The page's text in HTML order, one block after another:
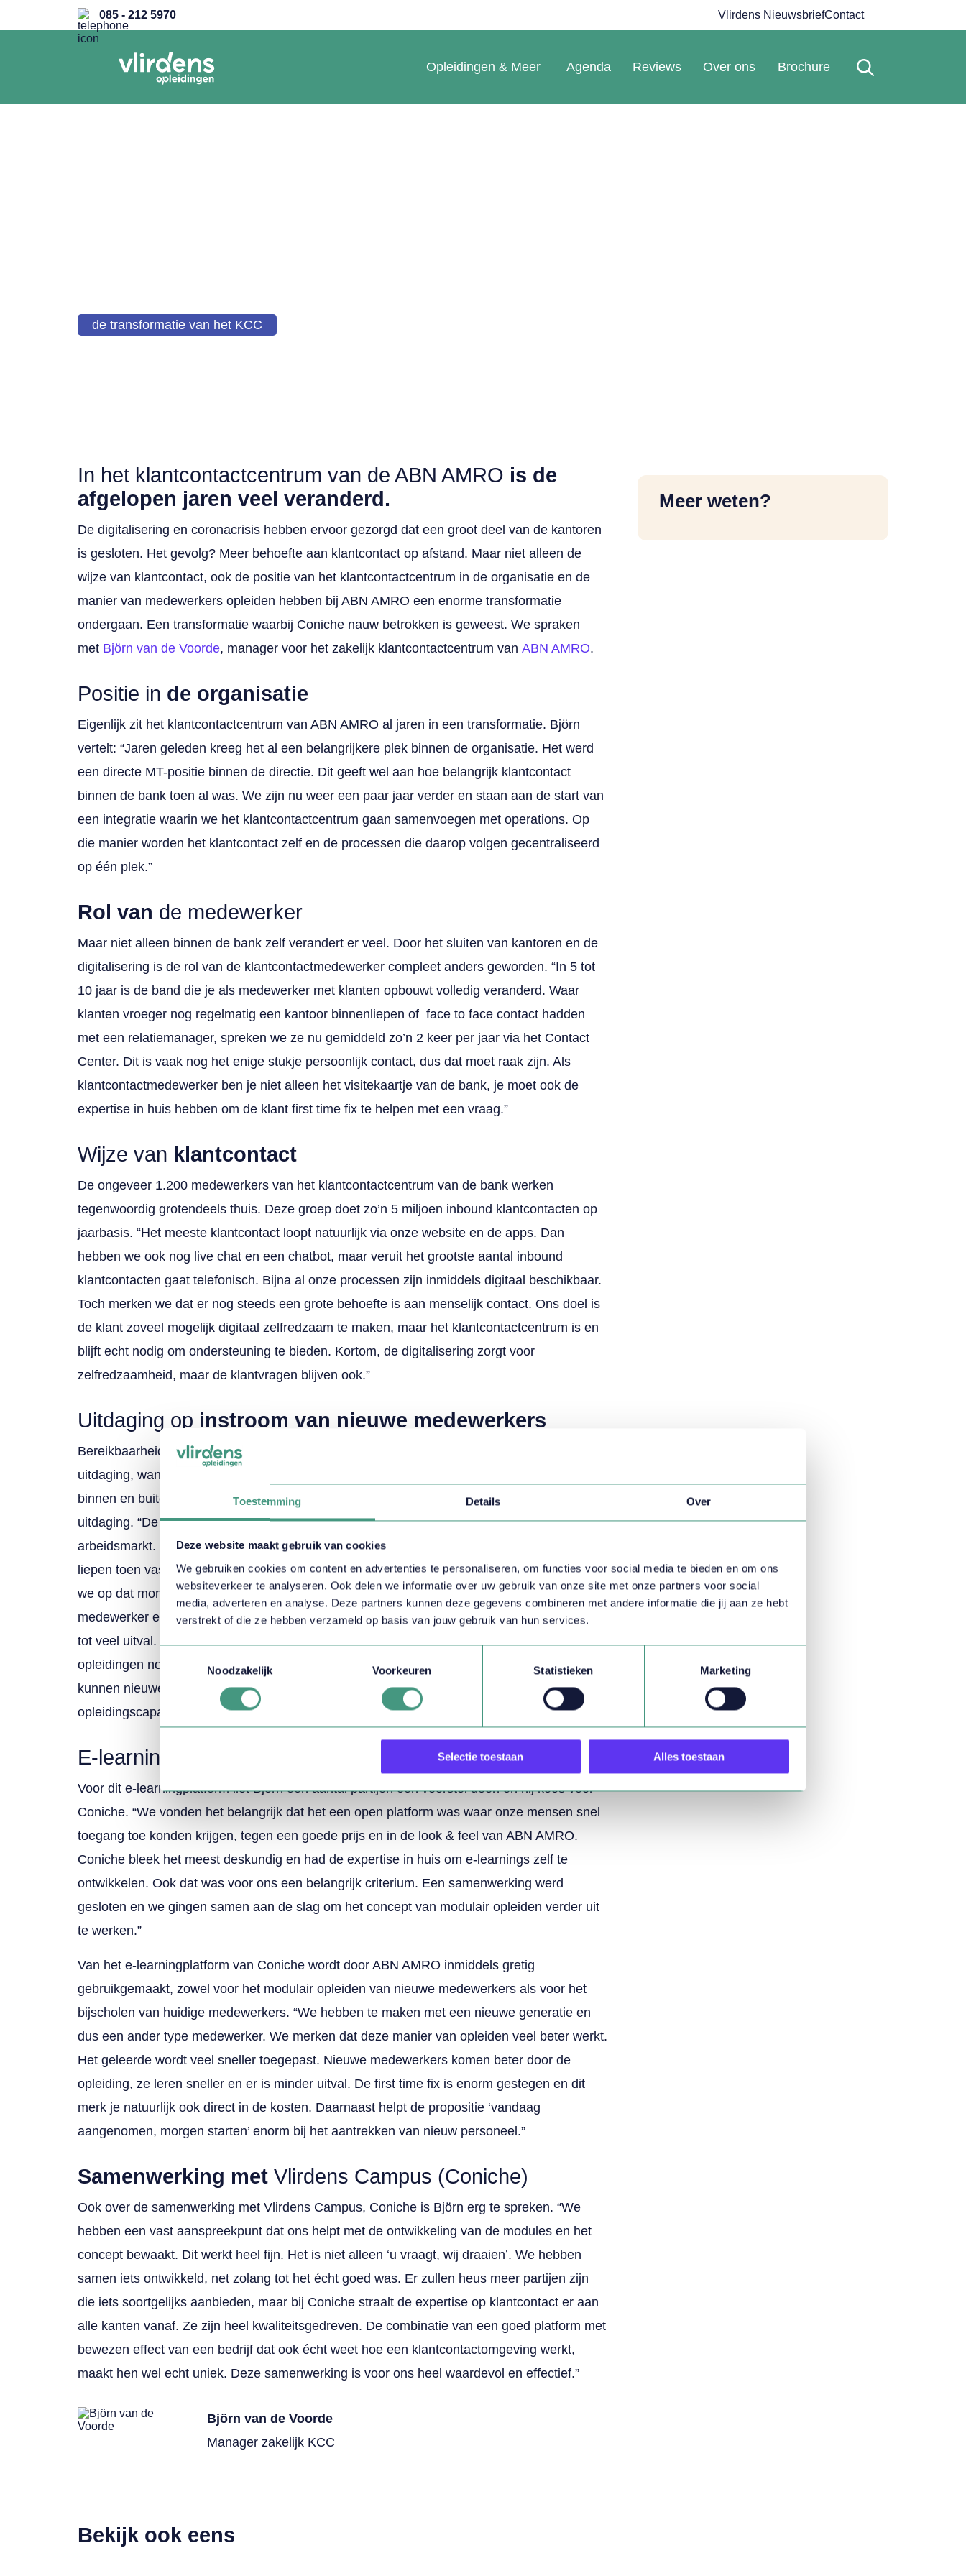
Toestemming Details Over
Deze website maakt gebruik van cookies
We gebruiken cookies om content en advertenties te personaliseren, om functies voor social media te bieden en om ons
websiteverkeer te analyseren. Ook delen we informatie over uw gebruik van onze site met onze partners voor social
media, adverteren en analyse. Deze partners kunnen deze gegevens combineren met andere informatie die jij aan ze hebt
verstrekt of die ze hebben verzameld op basis van jouw gebruik van hun services.
Noodzakelijk
Voorkeuren Statistieken Marketing
Selectie toestaan Alles toestaan
085 - 212 5970 Vlirdens NieuwsbriefContact
Opleidingen & Meer Agenda Reviews Over ons Brochure
de transformatie van het KCC
In het klantcontactcentrum van de ABN AMRO is de
afgelopen jaren veel veranderd.
De digitalisering en coronacrisis hebben ervoor gezorgd dat een groot deel van de kantoren
is gesloten. Het gevolg? Meer behoefte aan klantcontact op afstand. Maar niet alleen de
wijze van klantcontact, ook de positie van het klantcontactcentrum in de organisatie en de
manier van medewerkers opleiden hebben bij ABN AMRO een enorme transformatie
ondergaan. Een transformatie waarbij Coniche nauw betrokken is geweest. We spraken
met Björn van de Voorde, manager voor het zakelijk klantcontactcentrum van ABN AMRO.
Positie in de organisatie
Eigenlijk zit het klantcontactcentrum van ABN AMRO al jaren in een transformatie. Björn
vertelt: “Jaren geleden kreeg het al een belangrijkere plek binnen de organisatie. Het werd
een directe MT-positie binnen de directie. Dit geeft wel aan hoe belangrijk klantcontact
binnen de bank toen al was. We zijn nu weer een paar jaar verder en staan aan de start van
een integratie waarin we het klantcontactcentrum gaan samenvoegen met operations. Op
die manier worden het klantcontact zelf en de processen die daarop volgen gecentraliseerd
op één plek.”
Rol van de medewerker
Maar niet alleen binnen de bank zelf verandert er veel. Door het sluiten van kantoren en de
digitalisering is de rol van de klantcontactmedewerker compleet anders geworden. “In 5 tot
10 jaar is de band die je als medewerker met klanten opbouwt volledig veranderd. Waar
klanten vroeger nog regelmatig een kantoor binnenliepen of face to face contact hadden
met een relatiemanager, spreken we ze nu gemiddeld zo’n 2 keer per jaar via het Contact
Center. Dit is vaak nog het enige stukje persoonlijk contact, dus dat moet raak zijn. Als
klantcontactmedewerker ben je niet alleen het visitekaartje van de bank, je moet ook de
expertise in huis hebben om de klant first time fix te helpen met een vraag.”
Wijze van klantcontact
De ongeveer 1.200 medewerkers van het klantcontactcentrum van de bank werken
tegenwoordig grotendeels thuis. Deze groep doet zo’n 5 miljoen inbound klantcontacten op
jaarbasis. “Het meeste klantcontact loopt natuurlijk via onze website en de apps. Dan
hebben we ook nog live chat en een chatbot, maar veruit het grootste aantal inbound
klantcontacten gaat telefonisch. Bijna al onze processen zijn inmiddels digitaal beschikbaar.
Toch merken we dat er nog steeds een grote behoefte is aan menselijk contact. Ons doel is
de klant zoveel mogelijk digitaal zelfredzaam te maken, maar het klantcontactcentrum is en
blijft echt nodig om ondersteuning te bieden. Kortom, de digitalisering zorgt voor
zelfredzaamheid, maar de klantvragen blijven ook.”
Uitdaging op instroom van nieuwe medewerkers
Bereikbaarheid is de hoogste prioriteit van het klantcontactcentrum. Dit is ook gelijk de
uitdaging, want om bereikbaar te zijn, moet je capaciteit hebben. Door alle veranderingen
binnen en buiten de bank, ontstond bij ABN AMRO ongeveer een jaar geleden een acute
uitdaging. “De bereikbaarheid kwam in gevaar door de coronacrisis en een krappe
arbeidsmarkt. We moesten acuut heel veel mensen uit de markt halen en opleiden. We
liepen toen vast op onze eigen opleidingscapaciteit. Opleiden van nieuw personeel deden
we op dat moment namelijk nog klassikaal. Het duurde toen 4 tot 5 weken voordat een
medewerker echt kon starten. Deze manier van opleiden werd als zwaar ervaren en leidde
tot veel uitval. Een idee werd geboren: wat als we het niet-vertrouwelijke deel van onze
opleidingen nou modulair aan kunnen bieden via een extern e-learningplatform? Dan
kunnen nieuwe medewerkers op hun eigen moment en eigen tempo instappen. Zo wordt de
opleidingscapaciteit schaalbaar en kunnen mensen sneller starten.”
E-learningplaform: nieuwe manier van opleiden
Voor dit e-learningplatform liet Björn een aantal partijen een voorstel doen en hij koos voor
Coniche. “We vonden het belangrijk dat het een open platform was waar onze mensen snel
toegang toe konden krijgen, tegen een goede prijs en in de look & feel van ABN AMRO.
Coniche bleek het meest deskundig en had de expertise in huis om e-learnings zelf te
ontwikkelen. Ook dat was voor ons een belangrijk criterium. Een samenwerking werd
gesloten en we gingen samen aan de slag om het concept van modulair opleiden verder uit
te werken.”
Van het e-learningplatform van Coniche wordt door ABN AMRO inmiddels gretig
gebruikgemaakt, zowel voor het modulair opleiden van nieuwe medewerkers als voor het
bijscholen van huidige medewerkers. “We hebben te maken met een nieuwe generatie en
dus een ander type medewerker. We merken dat deze manier van opleiden veel beter werkt.
Het geleerde wordt veel sneller toegepast. Nieuwe medewerkers komen beter door de
opleiding, ze leren sneller en er is minder uitval. De first time fix is enorm gestegen en dit
merk je natuurlijk ook direct in de kosten. Daarnaast helpt de propositie ‘vandaag
aangenomen, morgen starten’ enorm bij het aantrekken van nieuw personeel.”
Samenwerking met Vlirdens Campus (Coniche)
Ook over de samenwerking met Vlirdens Campus, Coniche is Björn erg te spreken. “We
hebben een vast aanspreekpunt dat ons helpt met de ontwikkeling van de modules en het
concept bewaakt. Dit werkt heel fijn. Het is niet alleen ‘u vraagt, wij draaien’. We hebben
samen iets ontwikkeld, net zolang tot het écht goed was. Er zullen heus meer partijen zijn
die iets soortgelijks aanbieden, maar bij Coniche straalt de expertise op klantcontact er aan
alle kanten vanaf. Ze zijn heel kwaliteitsgedreven. De combinatie van een goed platform met
bewezen effect van een bedrijf dat ook écht weet hoe een klantcontactomgeving werkt,
maakt hen wel echt uniek. Deze samenwerking is voor ons heel waardevol en effectief.”
Björn van de Voorde
Manager zakelijk KCC
Bekijk ook eens
Meer weten?